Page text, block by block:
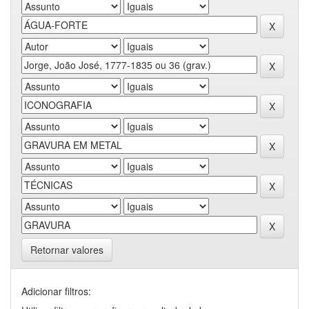
Retornar valores
Adicionar filtros: